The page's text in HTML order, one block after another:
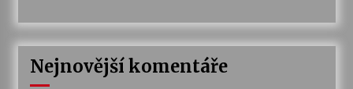
Nejnovější komentáře